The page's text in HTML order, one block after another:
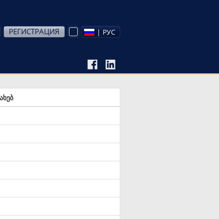
РЕГИСТРАЦИЯ | РУС